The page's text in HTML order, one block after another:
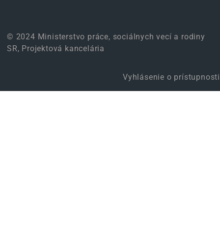
© 2024 Ministerstvo práce, sociálnych vecí a rodiny
SR, Projektová kancelária
Vyhlásenie o prístupnosti